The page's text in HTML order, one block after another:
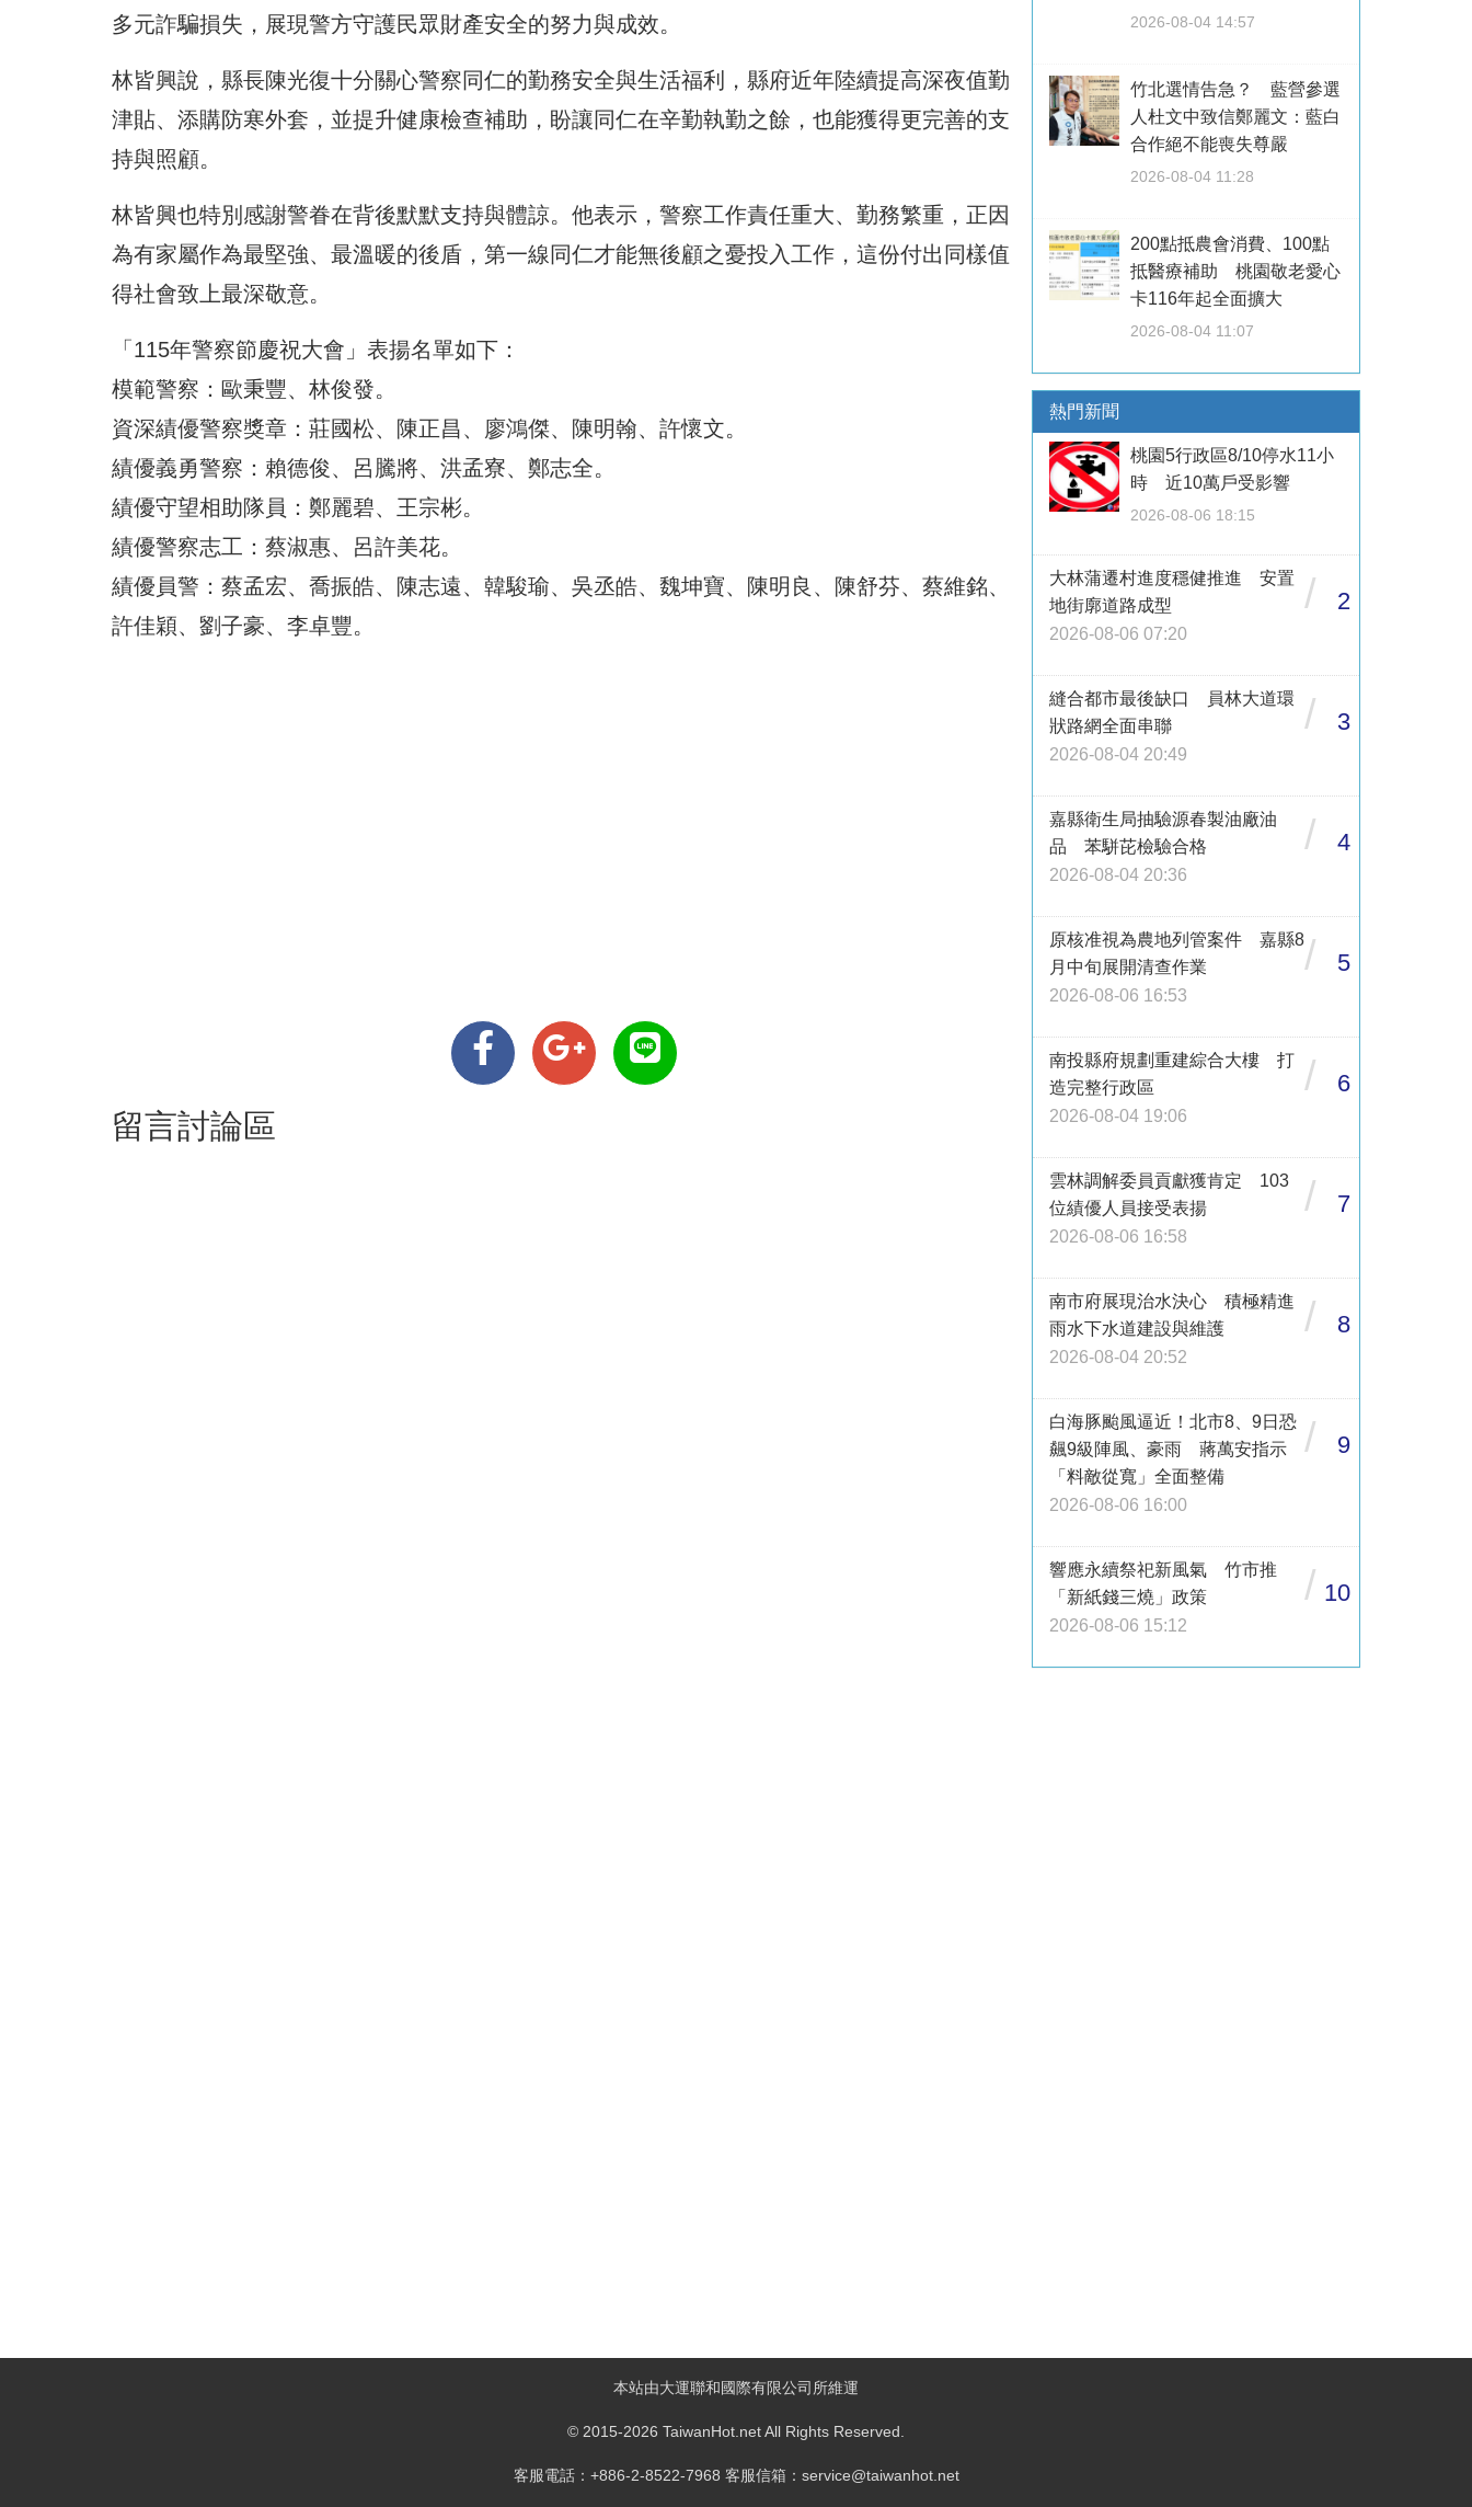
多元詐騙損失，展現警方守護民眾財產安全的努力與成效。
林皆興說，縣長陳光復十分關心警察同仁的勤務安全與生活福利，縣府近年陸續提高深夜值勤
津貼、添購防寒外套，並提升健康檢查補助，盼讓同仁在辛勤執勤之餘，也能獲得更完善的支
持與照顧。
林皆興也特別感謝警眷在背後默默支持與體諒。他表示，警察工作責任重大、勤務繁重，正因
為有家屬作為最堅強、最溫暖的後盾，第一線同仁才能無後顧之憂投入工作，這份付出同樣值
得社會致上最深敬意。
「115年警察節慶祝大會」表揚名單如下：
模範警察：歐秉豐、林俊發。
資深績優警察獎章：莊國松、陳正昌、廖鴻傑、陳明翰、許懷文。
績優義勇警察：賴德俊、呂騰將、洪孟寮、鄭志全。
績優守望相助隊員：鄭麗碧、王宗彬。
績優警察志工：蔡淑惠、呂許美花。
績優員警：蔡孟宏、喬振皓、陳志遠、韓駿瑜、吳丞皓、魏坤寶、陳明良、陳舒芬、蔡維銘、
許佳穎、劉子豪、李卓豐。
留言討論區
2026-08-04 14:57
竹北選情告急？ 藍營參選
人杜文中致信鄭麗文：藍白
合作絕不能喪失尊嚴
2026-08-04 11:28
200點抵農會消費、100點
抵醫療補助 桃園敬老愛心
卡116年起全面擴大
2026-08-04 11:07
熱門新聞
桃園5行政區8/10停水11小
時 近10萬戶受影響
2026-08-06 18:15
大林蒲遷村進度穩健推進 安置
地街廓道路成型
2026-08-06 07:20
/ 2
縫合都市最後缺口 員林大道環
狀路網全面串聯
2026-08-04 20:49
/ 3
嘉縣衛生局抽驗源春製油廠油
品 苯駢芘檢驗合格
2026-08-04 20:36
/ 4
原核准視為農地列管案件 嘉縣8
月中旬展開清查作業
2026-08-06 16:53
/ 5
南投縣府規劃重建綜合大樓 打
造完整行政區
2026-08-04 19:06
/ 6
雲林調解委員貢獻獲肯定 103
位績優人員接受表揚
2026-08-06 16:58
/ 7
南市府展現治水決心 積極精進
雨水下水道建設與維護
2026-08-04 20:52
/ 8
白海豚颱風逼近！北市8、9日恐
飆9級陣風、豪雨 蔣萬安指示
「料敵從寬」全面整備
2026-08-06 16:00
/ 9
響應永續祭祀新風氣 竹市推
「新紙錢三燒」政策
2026-08-06 15:12
/ 10
本站由大運聯和國際有限公司所維運
© 2015-2026 TaiwanHot.net All Rights Reserved.
客服電話：+886-2-8522-7968 客服信箱：service@taiwanhot.net